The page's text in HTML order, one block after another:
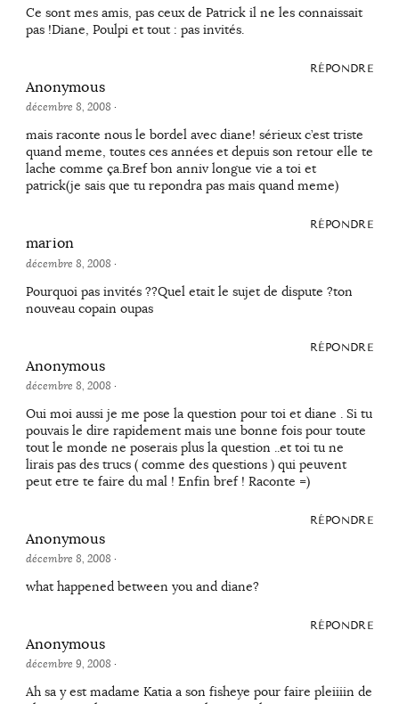
Ce sont mes amis, pas ceux de Patrick il ne les connaissait
pas !Diane, Poulpi et tout : pas invités.
RÉPONDRE
Anonymous
décembre 8, 2008 ·
mais raconte nous le bordel avec diane! sérieux c’est triste
quand meme, toutes ces années et depuis son retour elle te
lache comme ça.Bref bon anniv longue vie a toi et
patrick(je sais que tu repondra pas mais quand meme)
RÉPONDRE
marion
décembre 8, 2008 ·
Pourquoi pas invités ??Quel etait le sujet de dispute ?ton
nouveau copain oupas
RÉPONDRE
Anonymous
décembre 8, 2008 ·
Oui moi aussi je me pose la question pour toi et diane . Si tu
pouvais le dire rapidement mais une bonne fois pour toute
tout le monde ne poserais plus la question ..et toi tu ne
lirais pas des trucs ( comme des questions ) qui peuvent
peut etre te faire du mal ! Enfin bref ! Raconte =)
RÉPONDRE
Anonymous
décembre 8, 2008 ·
what happened between you and diane?
RÉPONDRE
Anonymous
décembre 9, 2008 ·
Ah sa y est madame Katia a son fisheye pour faire pleiiiin de